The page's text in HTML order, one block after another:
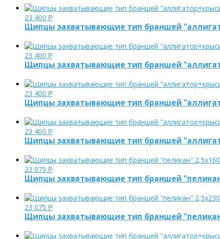
23 400 Р
Щипцы захватывающие тип браншей
23 400 Р
Щипцы захватывающие тип браншей
23 400 Р
Щипцы захватывающие тип браншей
23 400 Р
Щипцы захватывающие тип браншей
23 075 Р
Щипцы захватывающие тип браншей
23 075 Р
Щипцы захватывающие тип браншей